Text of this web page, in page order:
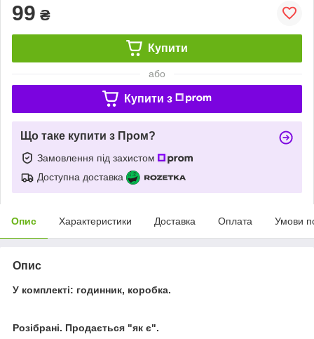
99 ₴
Купити
або
Купити з
Що таке купити з Пром?
Замовлення під захистом
Доступна доставка
Опис Характеристики Доставка Оплата Умови
Опис
У комплекті: годинник, коробка.
Розібрані. Продається "як є".